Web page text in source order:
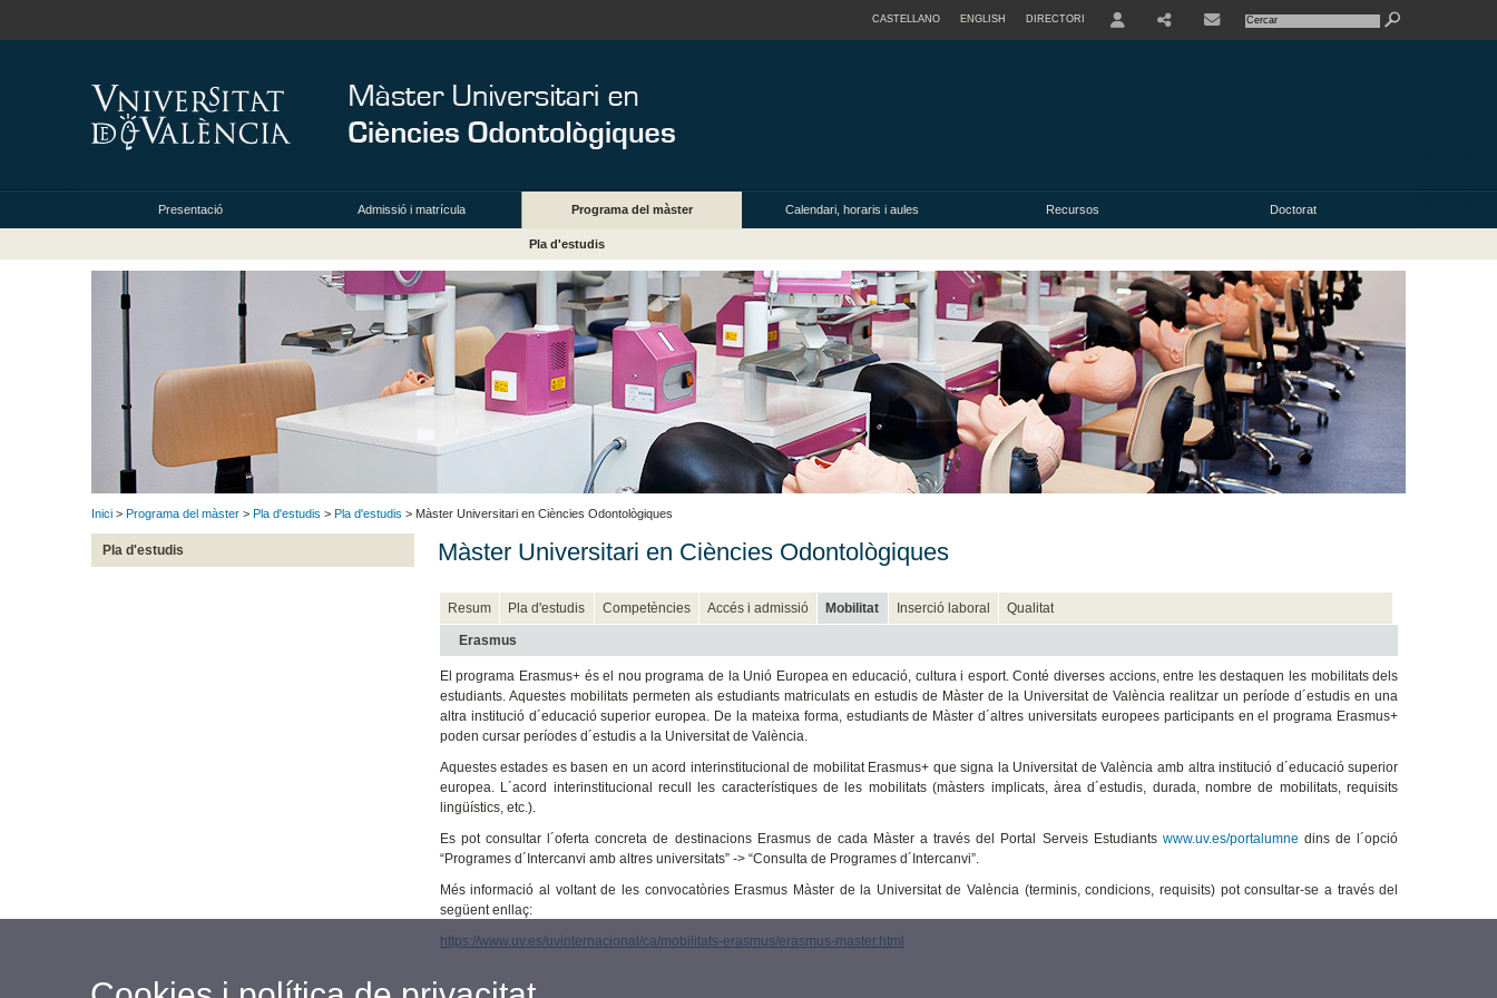
CASTELLANO ENGLISH DIRECTORI
Presentació Admissió i matrícula Programa del màster Calendari, horaris i aules Recursos Doctorat
Pla d'estudis
Inici > Programa del màster > Pla d'estudis > Pla d'estudis > Màster Universitari en Ciències Odontològiques
Pla d'estudis Màster Universitari en Ciències Odontològiques
Resum Pla d'estudis Competències Accés i admissió Mobilitat Inserció laboral Qualitat
Erasmus
El programa Erasmus+ és el nou programa de la Unió Europea en educació, cultura i esport. Conté diverses accions, entre les destaquen les mobilitats dels
estudiants. Aquestes mobilitats permeten als estudiants matriculats en estudis de Màster de la Universitat de València realitzar un període d´estudis en una
altra institució d´educació superior europea. De la mateixa forma, estudiants de Màster d´altres universitats europees participants en el programa Erasmus+
poden cursar períodes d´estudis a la Universitat de València.
Aquestes estades es basen en un acord interinstitucional de mobilitat Erasmus+ que signa la Universitat de València amb altra institució d´educació superior
europea. L´acord interinstitucional recull les característiques de les mobilitats (màsters implicats, àrea d´estudis, durada, nombre de mobilitats, requisits
lingüístics, etc.).
Es pot consultar l´oferta concreta de destinacions Erasmus de cada Màster a través del Portal Serveis Estudiants www.uv.es/portalumne dins de l´opció
“Programes d´Intercanvi amb altres universitats” -> “Consulta de Programes d´Intercanvi”.
Més informació al voltant de les convocatòries Erasmus Màster de la Universitat de València (terminis, condicions, requisits) pot consultar-se a través del
següent enllaç:
https://www.uv.es/uvinternacional/ca/mobilitats-erasmus/erasmus-master.html